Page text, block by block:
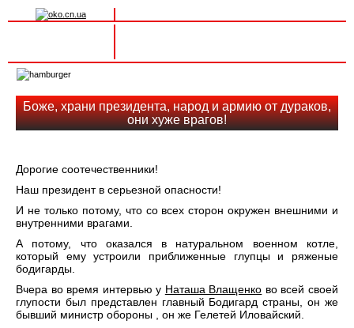
navigation
Боже, храни президента, народ и армию от дураков,
они хуже врагов!
Дорогие соотечественники!
Наш президент в серьезной опасности!
И не только потому, что со всех сторон окружен внешними и
внутренними врагами.
А потому, что оказался в натуральном военном котле,
который ему устроили приближенные глупцы и ряженые
бодигарды.
Вчера во время интервью у Наташа Влащенко во всей своей
глупости был представлен главный Бодигард страны, он же
бывший министр обороны , он же Гелетей Иловайский.